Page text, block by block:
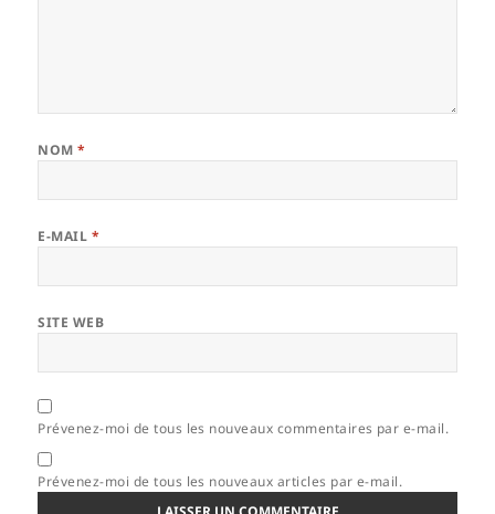
NOM*
E-MAIL *
SITE WEB
Prévenez-moi de tous les nouveaux commentaires par e-mail.
Prévenez-moi de tous les nouveaux articles par e-mail.